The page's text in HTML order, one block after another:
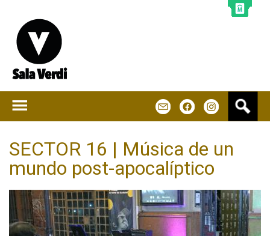
SECTOR 16 | Música de un
mundo post-apocalíptico
s
a